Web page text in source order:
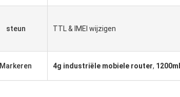
компания,
Wij zijn aan het
steun TTL & IMEI wijzigen
Markeren 4g industriële mobiele router,